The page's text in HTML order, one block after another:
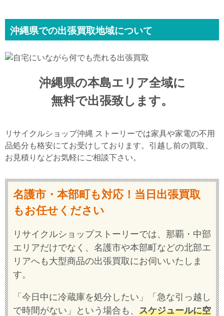
沖縄県での出張買取地域について
沖縄県の本島エリア全域に
無料で出張致します。
リサイクルショップ沖縄 ストーリーでは家具や家電の不用
品処分も格安にてお受けしております。引越し前の買取、
お見積りなどお気軽にご相談下さい。
名護市・本部町も対応！当日出張買取
もお任せください
リサイクルショップストーリーでは、那覇・中部
エリアだけでなく、名護市や本部町などの北部エ
リアへも大型商品の出張買取にお伺いいたしま
す。
「今日中に冷蔵庫を処分したい」「急な引っ越し
で時間がない」という場合も、 スケジュールに空